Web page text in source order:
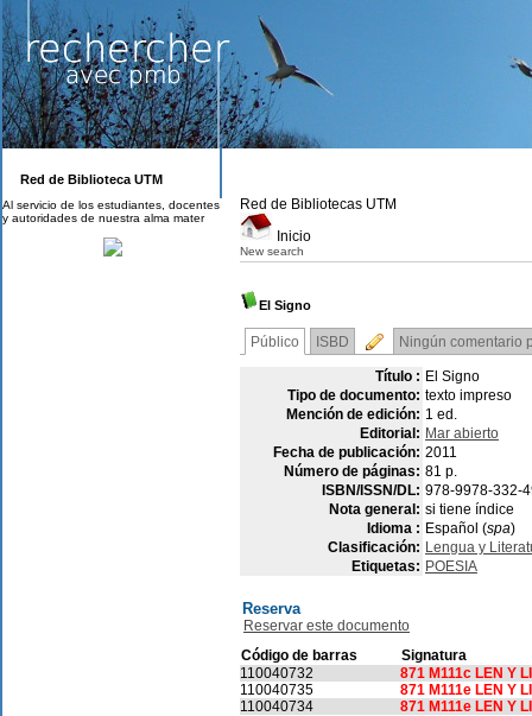
Red de Bibliotecas UTM
Inicio
New search
El Signo
Público ISBD Ningún comentario
Título : El Signo
Tipo de documento: texto impreso
Mención de edición: 1 ed.
Editorial: Mar abierto
Fecha de publicación: 2011
Número de páginas: 81 p.
ISBN/ISSN/DL: 978-9978-332-
Nota general: si tiene índice
Idioma : Español (spa)
Clasificación: Lengua y
Etiquetas: POESIA
Reserva
Reservar este documento
Código de barras
Signatura
110040732
871 M111c LEN Y
110040735
871 M111e LEN Y
110040734
871 M111e LEN Y
Red de Biblioteca UTM
Al servicio de los estudiantes, docentes
y autoridades de nuestra alma mater